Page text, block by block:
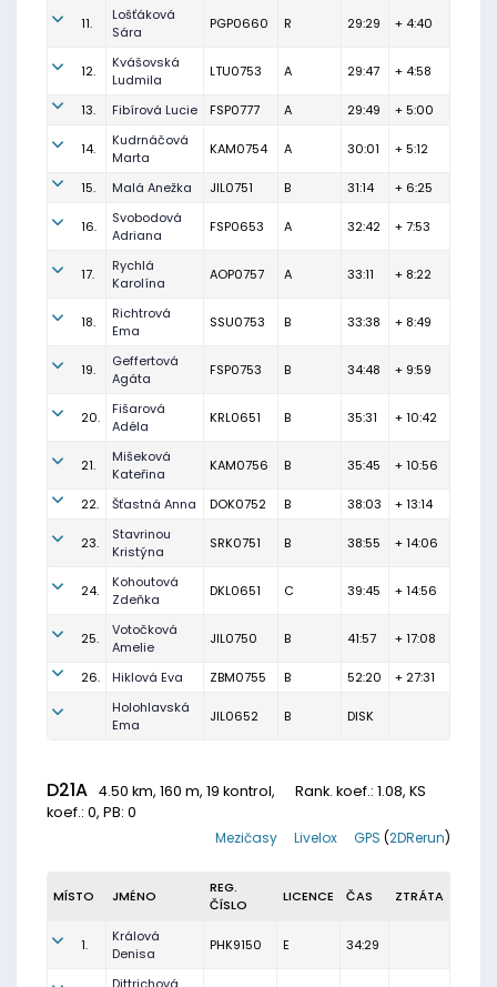
11.
Lošťáková
Sára
PGP0660 R 29:29 + 4:40
12.
Kvášovská
Ludmila
LTU0753 A 29:47 + 4:58
13. Fibírová Lucie FSP0777 A 29:49 + 5:00
14.
Kudrnáčová
Marta
KAM0754 A 30:01 + 5:12
15. Malá Anežka JIL0751 B 31:14 + 6:25
16.
Svobodová
Adriana
FSP0653 A 32:42 + 7:53
17.
Rychlá
Karolína
AOP0757 A 33:11 + 8:22
18.
Richtrová
Ema
SSU0753 B 33:38 + 8:49
19.
Geffertová
Agáta
FSP0753 B 34:48 + 9:59
20.
Fišarová
Adéla
KRL0651 B 35:31 + 10:42
21.
Mišeková
Kateřina
KAM0756 B 35:45 + 10:56
22. Šťastná Anna DOK0752 B 38:03 + 13:14
23.
Stavrinou
Kristýna
SRK0751 B 38:55 + 14:06
24.
Kohoutová
Zdeňka
DKL0651 C 39:45 + 14:56
25.
Votočková
Amelie
JIL0750 B 41:57 + 17:08
26. Hiklová Eva ZBM0755 B 52:20
+ 27:31
Holohlavská
Ema
JIL0652 B DISK
D21A 4.50 km, 160 m, 19 kontrol, Rank. koef.: 1.08, KS
koef.: 0, PB: 0
GPS (2DRerun)
Livelox
Mezičasy
MÍSTO JMÉNO
REG.
ČÍSLO
LICENCE ČAS ZTRÁTA
1.
Králová
Denisa
PHK9150 E 34:29